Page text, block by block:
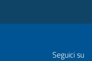
Seguici su